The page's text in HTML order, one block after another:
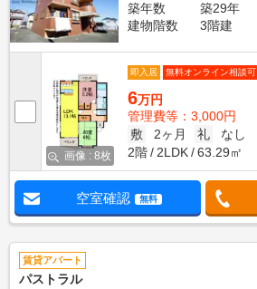
築年数
築29年
建物階数
3階建
画像 : 8枚
即入居 無料オンライン相談可
6万円
管理費等：3,000円
敷
2ヶ月 礼
なし
2階
2LDK 63.29㎡
空室確認 無料
賃貸アパート
パストラル